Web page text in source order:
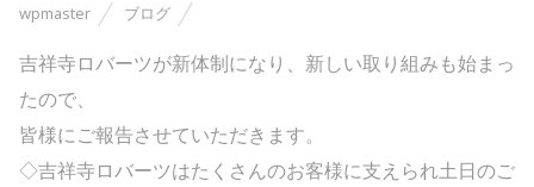
wpmaster ブログ
吉祥寺ロバーツが新体制になり、新しい取り組みも始まっ
たので、
皆様にご報告させていただきます。
◇吉祥寺ロバーツはたくさんのお客様に支えられ土日のご